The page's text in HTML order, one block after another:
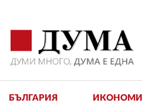
БЪЛГАРИЯ